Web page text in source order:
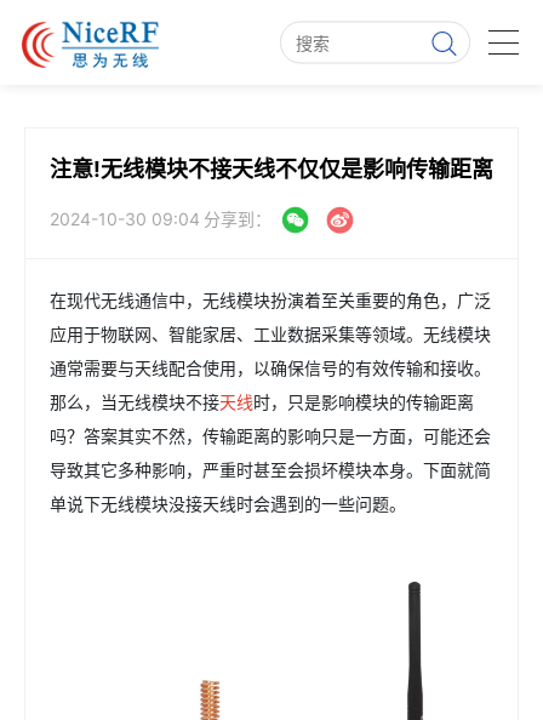
注意!无线模块不接天线不仅仅是影响传输距离
2024-10-30 09:04 分享到：
在现代无线通信中，无线模块扮演着至关重要的角色，广泛
应用于物联网、智能家居、工业数据采集等领域。无线模块
通常需要与天线配合使用，以确保信号的有效传输和接收。
那么，当无线模块不接天线时，只是影响模块的传输距离
吗？答案其实不然，传输距离的影响只是一方面，可能还会
导致其它多种影响，严重时甚至会损坏模块本身。下面就简
单说下无线模块没接天线时会遇到的一些问题。